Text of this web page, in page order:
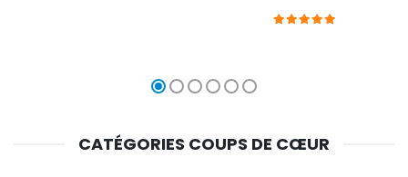
CATÉGORIES COUPS DE CŒUR